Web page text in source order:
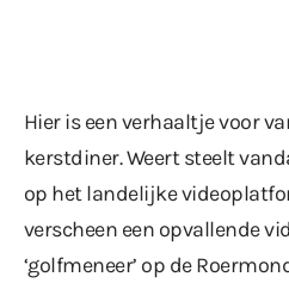
Hier is een verhaaltje voor
kerstdiner. Weert steelt
op het landelijke
verscheen een opvallende
‘golfmeneer’ op de